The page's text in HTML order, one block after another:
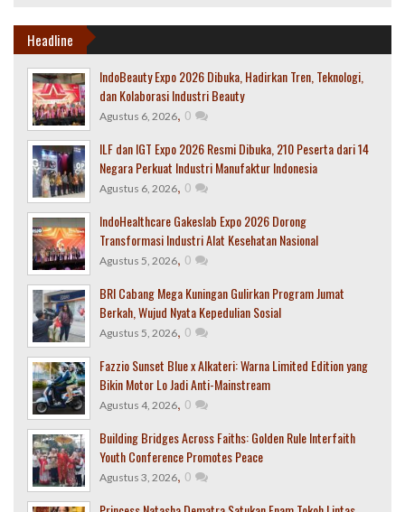
Headline
IndoBeauty Expo 2026 Dibuka, Hadirkan Tren, Teknologi,
dan Kolaborasi Industri Beauty
Agustus 6, 2026, 0
ILF dan IGT Expo 2026 Resmi Dibuka, 210 Peserta dari 14
Negara Perkuat Industri Manufaktur Indonesia
Agustus 6, 2026, 0
IndoHealthcare Gakeslab Expo 2026 Dorong
Transformasi Industri Alat Kesehatan Nasional
Agustus 5, 2026, 0
BRI Cabang Mega Kuningan Gulirkan Program Jumat
Berkah, Wujud Nyata Kepedulian Sosial
Agustus 5, 2026, 0
Fazzio Sunset Blue x Alkateri: Warna Limited Edition yang
Bikin Motor Lo Jadi Anti-Mainstream
Agustus 4, 2026, 0
Building Bridges Across Faiths: Golden Rule Interfaith
Youth Conference Promotes Peace
Agustus 3, 2026, 0